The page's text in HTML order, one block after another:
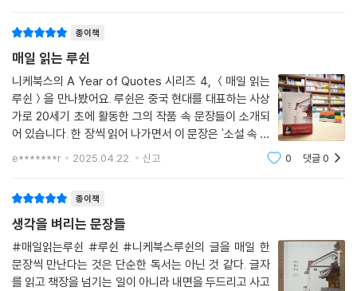
종이책
매일 읽는 루쉰
니케북스의 A Year of Quotes 시리즈 4, ＜매일 읽는
루쉰＞을 만나봤어요. 루쉰은 중국 현대를 대표하는 사상
가로 20세기 초에 활동한 그의 작품 속 문장들이 소개되
어 있습니다. 한 장씩 읽어 나가면서 이 문장은 '소설 속 문
장일까? 에세이 속 문장일까?' 궁금해하면서 읽어나갔어
e*******r 2025.04.22. 신고 0 댓글0
종이책
생각을 벼리는 문장들
#매일읽는루쉰 #루쉰 #니케북스루쉰의 글을 매일 한
문장씩 만난다는 것은 단순한 독서는 아닌 것 같다. 글자
를 읽고 책장을 넘기는 일이 아니라 내면을 두드리고 사고